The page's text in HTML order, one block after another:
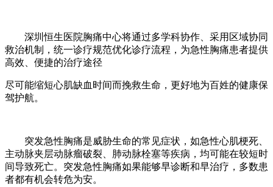
深圳恒生医院胸痛中心将通过多学科协作、采用区域协同
救治机制，统一诊疗规范优化诊疗流程，为急性胸痛患者提供
高效、便捷的治疗途径
尽可能缩短心肌缺血时间而挽救生命，更好地为百姓的健康保
驾护航。
突发急性胸痛是威胁生命的常见症状，如急性心肌梗死、
主动脉夹层动脉瘤破裂、肺动脉栓塞等疾病，均可能在较短时
间导致死亡。突发急性胸痛如果能够早诊断和早治疗，多数患
者都有机会转危为安。